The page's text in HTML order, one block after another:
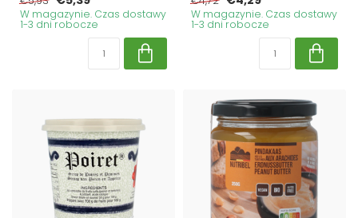
W magazynie. Czas dostawy
1-3 dni robocze
W magazynie. Czas dostawy
1-3 dni robocze